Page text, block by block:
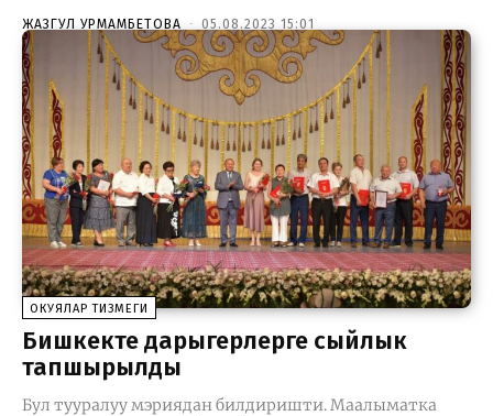
ЖАЗГУЛ УРМАМБЕТОВА - 05.08.2023 15:01
ОКУЯЛАР ТИЗМЕГИ
Бишкекте дарыгерлерге сыйлык
тапшырылды
Бул тууралуу мэриядан билдиришти. Маалыматка